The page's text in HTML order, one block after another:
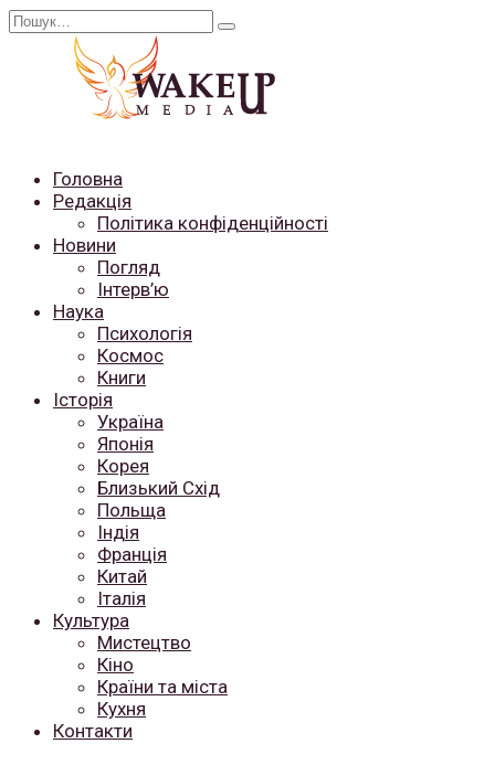
Перейти
Search
Головна
Редакція
Політика конфіденційності
Новини
Погляд
Інтерв’ю
Наука
Психологія
Космос
Книги
Історія
Україна
Японія
Корея
Близький Схід
Польща
Індія
Франція
Китай
Італія
Культура
Мистецтво
Кіно
Країни та міста
Кухня
Контакти